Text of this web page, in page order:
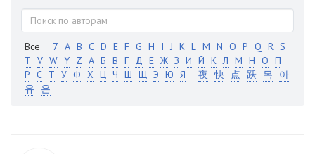
Все 7 A B C D E F G H I J K L M N O P Q R S
T V W Y Z А Б В Г Д Е Ж З И Й К Л М Н О П
Р С Т У Ф Х Ц Ч Ш Щ Э Ю Я 夜 快 点 跃 목
아
유
은